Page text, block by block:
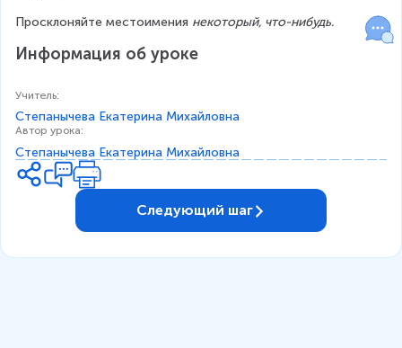
Просклоняйте местоимения некоторый, что-нибудь.
Информация об уроке
Учитель:
Степанычева Екатерина Михайловна
Автор урока:
Степанычева Екатерина Михайловна
Следующий шаг